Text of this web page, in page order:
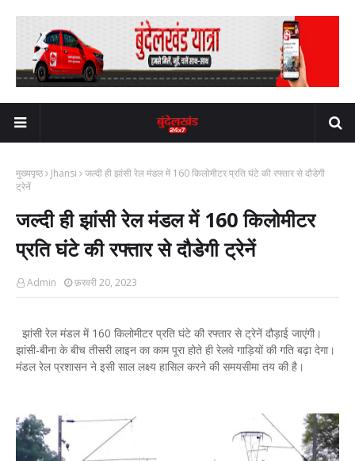
मुख्यपृष्ठ Jhansi
जल्दी ही झांसी रेल मंडल में 160 किलोमीटर प्रति घंटे की रफ्तार से दौडेगी
ट्रेनें
जल्दी ही झांसी रेल मंडल में 160 किलोमीटर
प्रति घंटे की रफ्तार से दौडेगी ट्रेनें
Admin फ़रवरी 20, 2023
झांसी रेल मंडल में 160 किलोमीटर प्रति घंटे की रफ्तार से ट्रेनें दौड़ाई जाएंगी।
झांसी-बीना के बीच तीसरी लाइन का काम पूरा होते ही रेलवे गाड़ियों की गति बढ़ा देगा।
मंडल रेल प्रशासन ने इसी साल लक्ष्य हासिल करने की समयसीमा तय की है।